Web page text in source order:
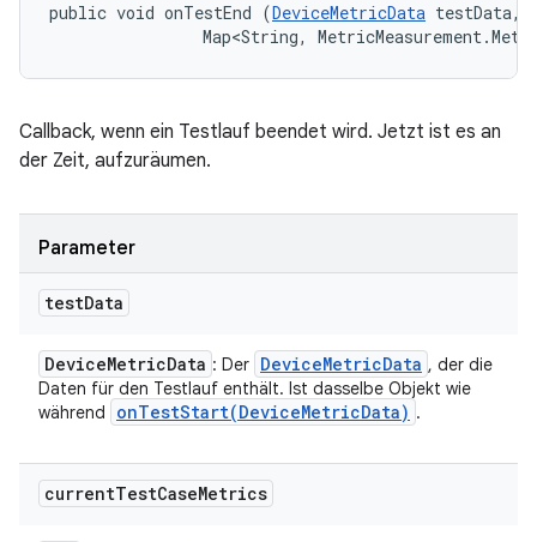
public void onTestEnd (DeviceMetricData testData,
Map<String,
Callback, wenn ein Testlauf beendet wird. Jetzt ist es an
der Zeit, aufzuräumen.
Parameter
testData
DeviceMetricData : Der DeviceMetricData , der die
Daten für den Testlauf enthält. Ist dasselbe Objekt wie
während
onTestStart(DeviceMetricData) .
currentTestCaseMetrics